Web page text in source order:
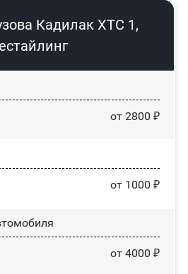
Кадилак ХТС 1,
от 2800 ₽
от 1000 ₽
от 4000 ₽